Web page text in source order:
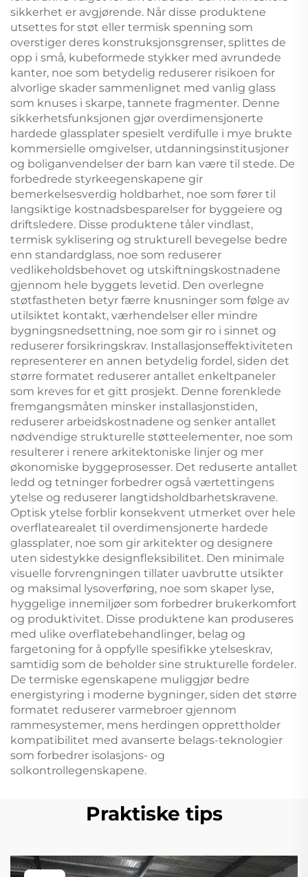
sikkerhet er avgjørende. Når disse produktene
utsettes for støt eller termisk spenning som
overstiger deres konstruksjonsgrenser, splittes de
opp i små, kubeformede stykker med avrundede
kanter, noe som betydelig reduserer risikoen for
alvorlige skader sammenlignet med vanlig glass
som knuses i skarpe, tannete fragmenter. Denne
sikkerhetsfunksjonen gjør overdimensjonerte
hardede glassplater spesielt verdifulle i mye brukte
kommersielle omgivelser, utdanningsinstitusjoner
og boliganvendelser der barn kan være til stede. De
forbedrede styrkeegenskapene gir
bemerkelsesverdig holdbarhet, noe som fører til
langsiktige kostnadsbesparelser for byggeiere og
driftsledere. Disse produktene tåler vindlast,
termisk syklisering og strukturell bevegelse bedre
enn standardglass, noe som reduserer
vedlikeholdsbehovet og utskiftningskostnadene
gjennom hele byggets levetid. Den overlegne
støtfastheten betyr færre knusninger som følge av
utilsiktet kontakt, værhendelser eller mindre
bygningsnedsettning, noe som gir ro i sinnet og
reduserer forsikringskrav. Installasjonseffektiviteten
representerer en annen betydelig fordel, siden det
større formatet reduserer antallet enkeltpaneler
som kreves for et gitt prosjekt. Denne forenklede
fremgangsmåten minsker installasjonstiden,
reduserer arbeidskostnadene og senker antallet
nødvendige strukturelle støtteelementer, noe som
resulterer i renere arkitektoniske linjer og mer
økonomiske byggeprosesser. Det reduserte antallet
ledd og tetninger forbedrer også værtettingens
ytelse og reduserer langtidsholdbarhetskravene.
Optisk ytelse forblir konsekvent utmerket over hele
overflatearealet til overdimensjonerte hardede
glassplater, noe som gir arkitekter og designere
uten sidestykke designfleksibilitet. Den minimale
visuelle forvrengningen tillater uavbrutte utsikter
og maksimal lysoverføring, noe som skaper lyse,
hyggelige innemiljøer som forbedrer brukerkomfort
og produktivitet. Disse produktene kan produseres
med ulike overflatebehandlinger, belag og
fargetoning for å oppfylle spesifikke ytelseskrav,
samtidig som de beholder sine strukturelle fordeler.
De termiske egenskapene muliggjør bedre
energistyring i moderne bygninger, siden det større
formatet reduserer varmebroer gjennom
rammesystemer, mens herdingen opprettholder
kompatibilitet med avanserte belags-teknologier
som forbedrer isolasjons- og
solkontrollegenskapene.
Praktiske tips